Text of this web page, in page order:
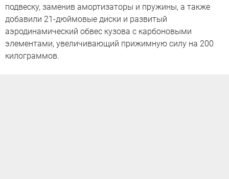
подвеску, заменив амортизаторы и пружины, а также
добавили 21-дюймовые диски и развитый
аэродинамический обвес кузова с карбоновыми
элементами, увеличивающий прижимную силу на 200
килограммов.